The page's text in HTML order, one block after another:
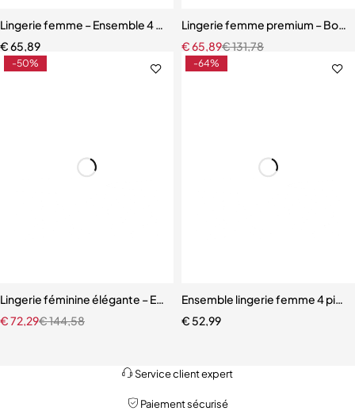
Lingerie femme – Ensemble 4 pièces avec bas assortis et dentelle
€65,89
Lingerie femme premium –
€131,78
€65,89
-50%
Lingerie féminine élégante – Ensemble avec porte-jarretelles et
€144,58
€72,29
-64%
Ensemble lingerie femme 4
€ 52,99
Service client expert
Paiement sécurisé